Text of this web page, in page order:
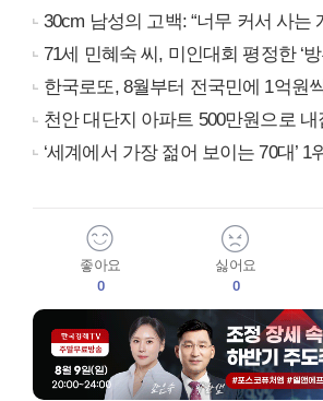
30cm 남성의 고백: “너무 커서 사는
71세 민혜숙 씨, 미인대회 평정한 ‘
한국로또, 8월부터 전국민에 1억원
천안 대단지 아파트 500만원으로 내
‘세계에서 가장 젊어 보이는 70대’
좋아요
0
싫어요
0